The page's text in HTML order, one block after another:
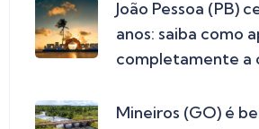
João Pessoa (PB)
anos: saiba como
completamente a
Mineiros (GO) é